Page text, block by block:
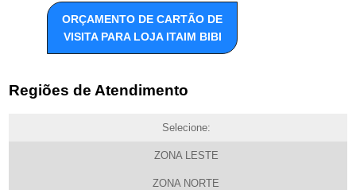
ORÇAMENTO DE CARTÃO DE
VISITA PARA LOJA ITAIM BIBI
Regiões de Atendimento
Selecione:
ZONA LESTE
ZONA NORTE